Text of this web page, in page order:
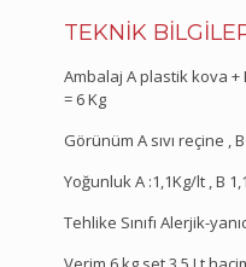
TEKNİK
Ambalaj A plastik kova
= 6 Kg
Görünüm A sıvı reçine ,
Yoğunluk A :1,1Kg/lt , B
Tehlike Sınıfı Alerjik-